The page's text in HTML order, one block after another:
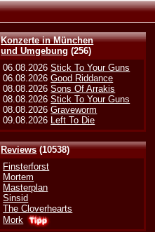
Konzerte in München
und Umgebung (256)
06.08.2026Stick To Your Guns
06.08.2026Good Riddance
08.08.2026Sons Of Arrakis
08.08.2026Stick To Your Guns
08.08.2026Graveworm
09.08.2026 Left To Die
Reviews(10538)
Finsterforst
Mortem
Masterplan
Sinsid
The Cloverhearts
Mork